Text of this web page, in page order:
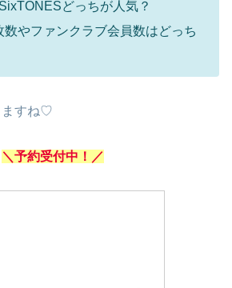
どっちが人気？
やファンクラブ会員数はどっち
ますね♡
＼予約受付中！／